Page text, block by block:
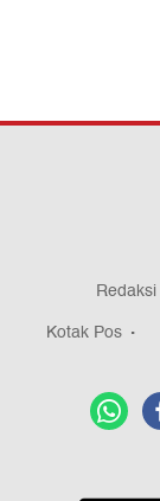
Redaksi
Kotak Pos